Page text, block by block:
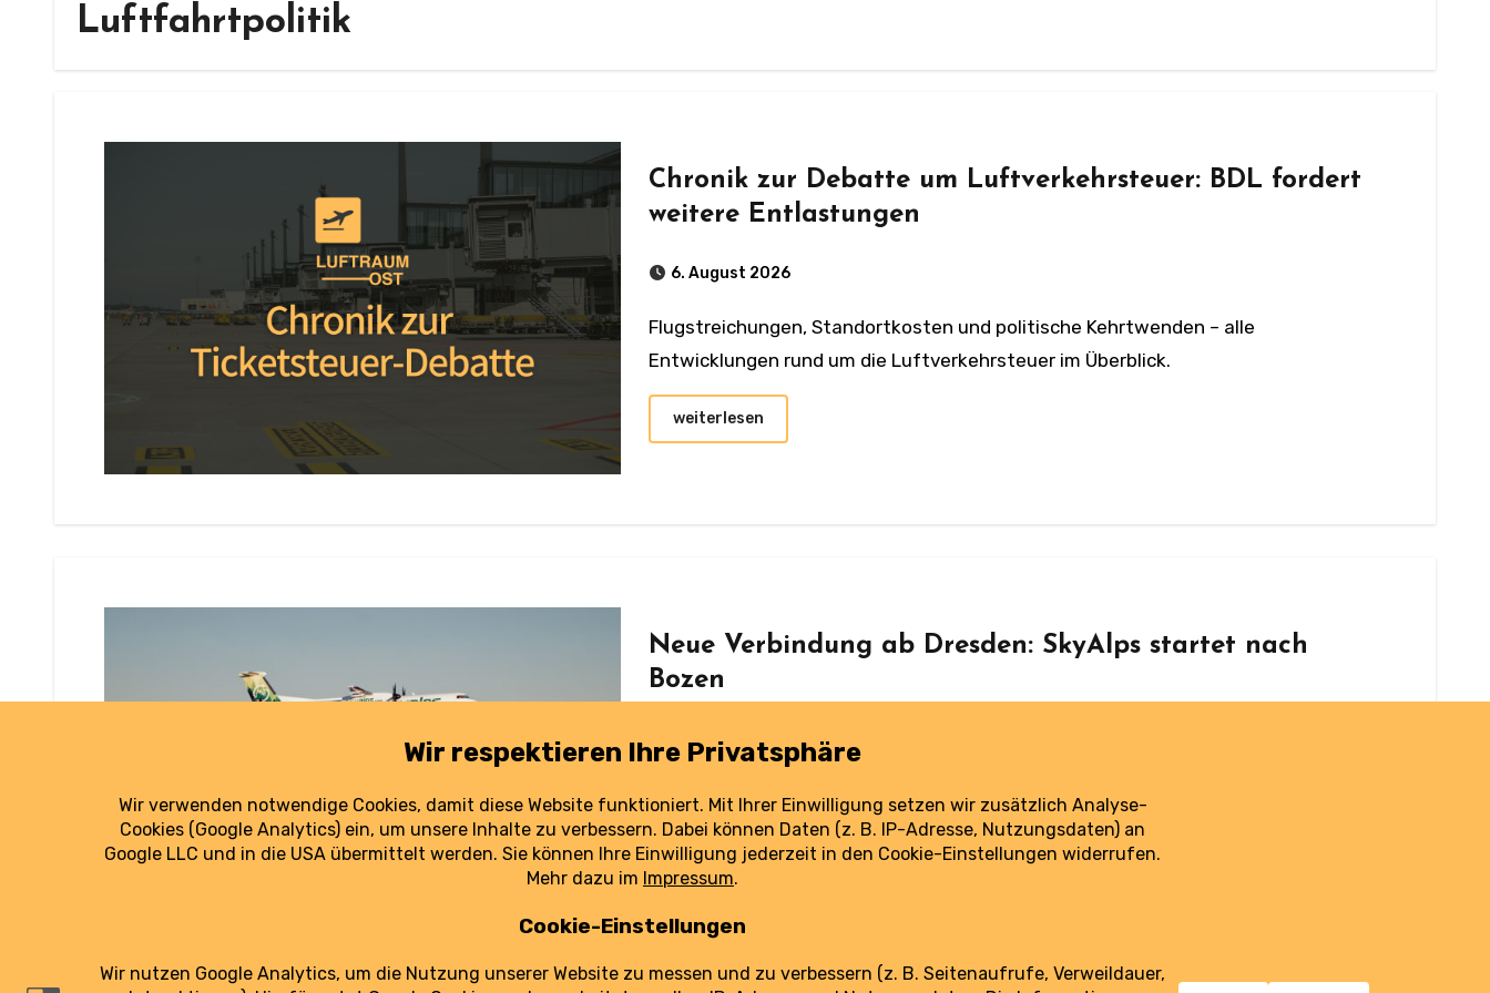
Luftfahrtpolitik
Chronik zur Debatte um Luftverkehrsteuer: BDL fordert
weitere Entlastungen
6. August 2026
Flugstreichungen, Standortkosten und politische Kehrtwenden – alle
Entwicklungen rund um die Luftverkehrsteuer im Überblick.
weiterlesen
Neue Verbindung ab Dresden: SkyAlps startet nach
Bozen
25. August 2025
ambitionierte Ziele, geriet zuletzt aber unter Druck.
weiterlesen